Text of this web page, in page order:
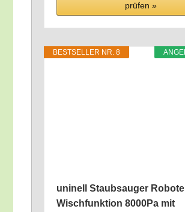
prü­fen »
BEST­SEL­LER NR. 8
uni­nell Staub­sauger
Wisch­funk­ti­on 8000Pa mit